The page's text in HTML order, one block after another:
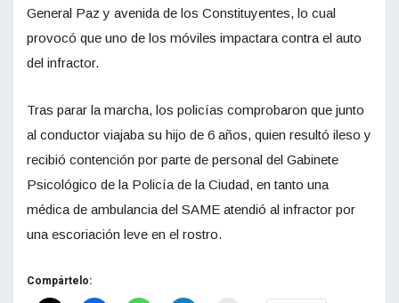
General Paz y avenida de los Constituyentes, lo cual
provocó que uno de los móviles impactara contra el auto
del infractor.
Tras parar la marcha, los policías comprobaron que junto
al conductor viajaba su hijo de 6 años, quien resultó ileso y
recibió contención por parte de personal del Gabinete
Psicológico de la Policía de la Ciudad, en tanto una
médica de ambulancia del SAME atendió al infractor por
una escoriación leve en el rostro.
Compártelo: